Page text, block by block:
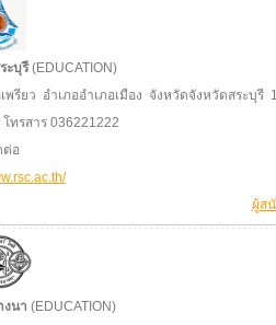
ะบุรี(EDUCATION)
ยว อำเภออำเภอเมือง จังหวัดจังหวัดสระบุรี
ทรสาร 036221222
ต่อ
ผู้ส
นา (EDUCATION)